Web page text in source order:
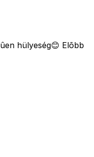
hülyeség😊 Elõbb